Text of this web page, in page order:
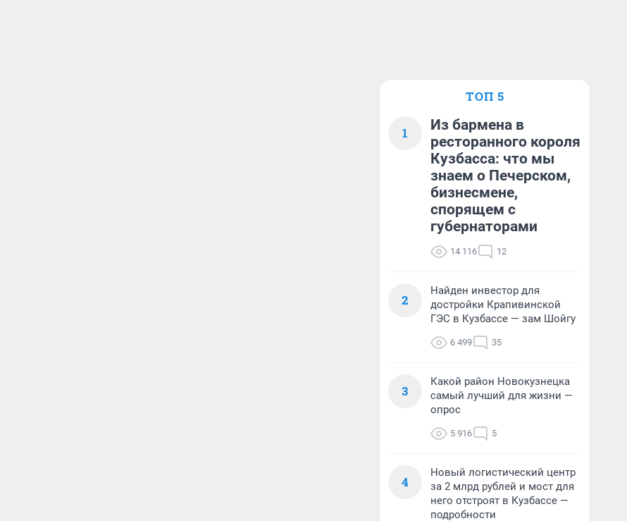
ТОП 5
1
Из бармена в
ресторанного короля
Кузбасса: что мы
знаем о Печерском,
бизнесмене,
спорящем с
губернаторами
14 116 12
2
Найден инвестор для
достройки Крапивинской
ГЭС в Кузбассе — зам Шойгу
6 499 35
3
Какой район Новокузнецка
самый лучший для жизни —
опрос
5 916 5
4
Новый логистический центр
за 2 млрд рублей и мост для
него отстроят в Кузбассе —
подробности